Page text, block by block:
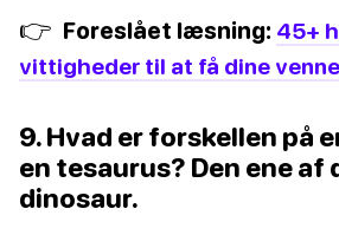
👉 Foreslået læsning: 45+
vittigheder til at få dine
9. Hvad er forskellen på
en tesaurus? Den ene af
dinosaur.